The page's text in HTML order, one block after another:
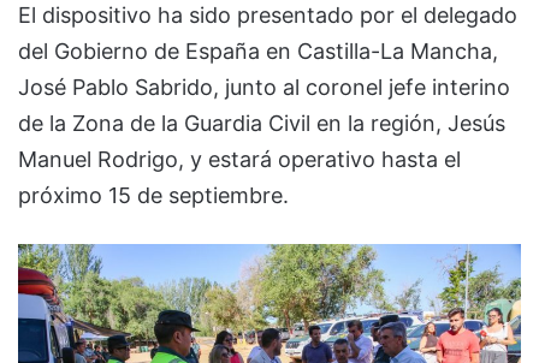
El dispositivo ha sido presentado por el delegado
del Gobierno de España en Castilla-La Mancha,
José Pablo Sabrido, junto al coronel jefe interino
de la Zona de la Guardia Civil en la región, Jesús
Manuel Rodrigo, y estará operativo hasta el
próximo 15 de septiembre.